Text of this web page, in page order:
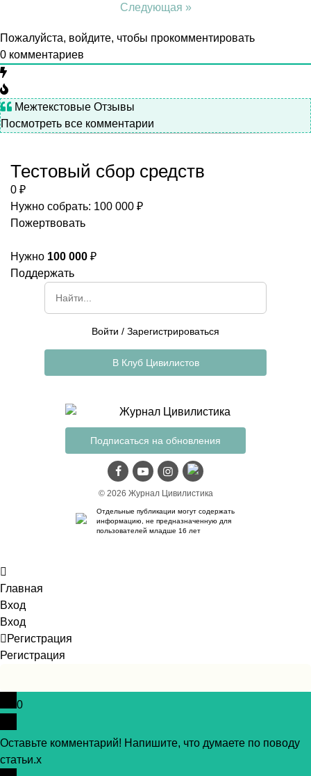
Следующая »
Пожалуйста, войдите, чтобы прокомментировать
0 комментариев
Межтекстовые Отзывы
Посмотреть все комментарии
Тестовый сбор средств
0 ₽
Нужно собрать: 100 000 ₽
Пожертвовать
Нужно 100 000 ₽
Поддержать
Подписаться на обновления
© 2026 Журнал Цивилистика
Отдельные публикации могут содержать
информацию, не предназначенную для
пользователей младше 16 лет
Войти / Зарегистрироваться
В Клуб Цивилистов
Главная
Вход
Вход
Регистрация
Регистрация
0
Оставьте комментарий! Напишите, что думаете по поводу
статьи.x